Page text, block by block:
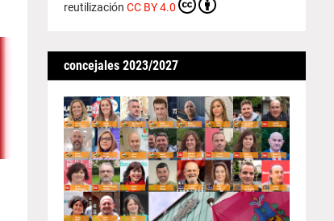
reutilización CC BY 4.0
concejales 2023/2027